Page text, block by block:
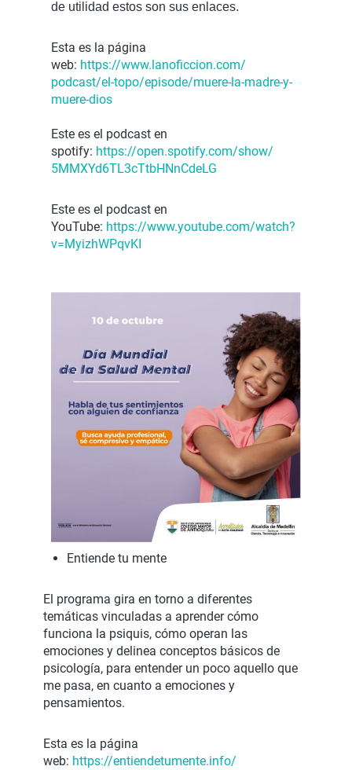
de utilidad estos son sus enlaces.
Esta es la página
web: https://www.lanoficcion.com/
podcast/el-topo/episode/muere-la-madre-y-
muere-dios
Este es el podcast en
spotify: https://open.spotify.com/show/
5MMXYd6TL3cTtbHNnCdeLG
Este es el podcast en
YouTube: https://www.youtube.com/watch?
v=MyizhWPqvKI
Entiende tu mente
El programa gira en torno a diferentes
temáticas vinculadas a aprender cómo
funciona la psiquis, cómo operan las
emociones y delinea conceptos básicos de
psicología, para entender un poco aquello que
me pasa, en cuanto a emociones y
pensamientos.
Esta es la página
web: https://entiendetumente.info/